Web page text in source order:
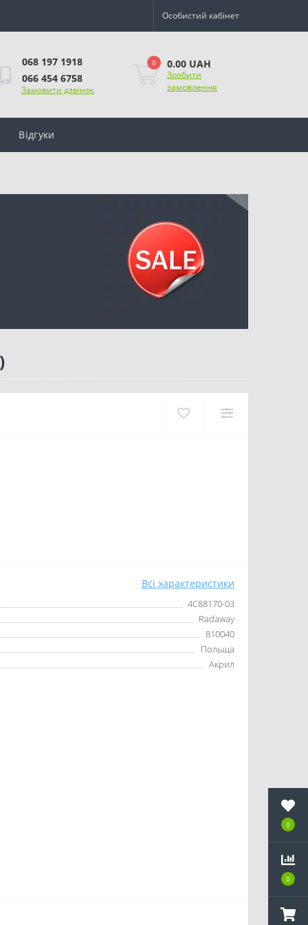
0
0
Особистий кабінет
068 197 1918
066 454 6758
Замовити дзвінок
0 0.00 UAH
Зробити
замовлення
Відгуки
Всі характеристики
4C88170-03
Radaway
810040
Польща
Акрил